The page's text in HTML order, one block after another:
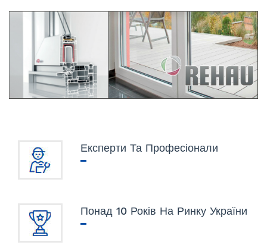
Експерти Та Професіонали
Понад 10 Років На Ринку України